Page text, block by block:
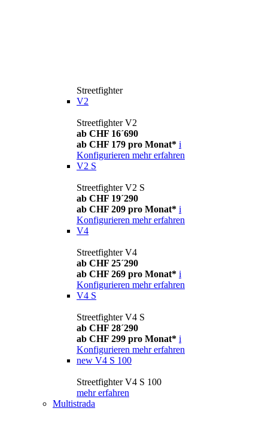
Streetfighter
V2
Streetfighter V2
ab CHF 16´690
ab CHF 179 pro Monat* i
Konfigurieren mehr erfahren
V2 S
Streetfighter V2 S
ab CHF 19´290
ab CHF 209 pro Monat* i
Konfigurieren mehr erfahren
V4
Streetfighter V4
ab CHF 25´290
ab CHF 269 pro Monat* i
Konfigurieren mehr erfahren
V4 S
Streetfighter V4 S
ab CHF 28´290
ab CHF 299 pro Monat* i
Konfigurieren mehr erfahren
new V4 S 100
Streetfighter V4 S 100
mehr erfahren
Multistrada